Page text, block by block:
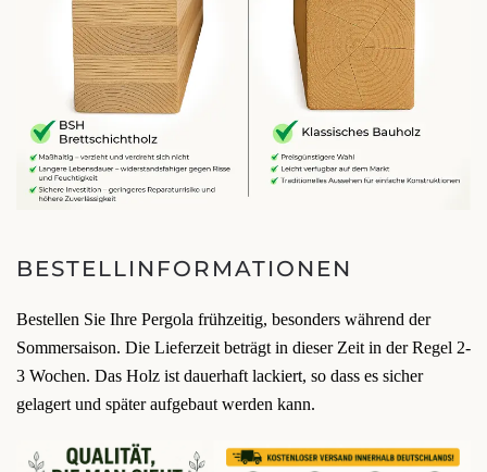
BESTELLINFORMATIONEN
Bestellen Sie Ihre Pergola frühzeitig, besonders während der
Sommersaison. Die Lieferzeit beträgt in dieser Zeit in der Regel 2-
3 Wochen. Das Holz ist dauerhaft lackiert, so dass es sicher
gelagert und später aufgebaut werden kann.